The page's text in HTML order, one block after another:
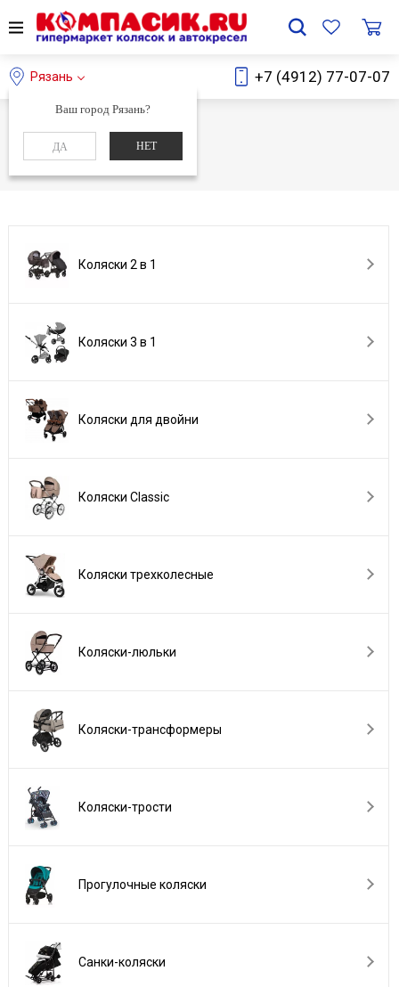
Рязань
Ваш город Рязань?
ДА НЕТ
+7 (4912) 77-07-07
Главная Каталог
Каталог
Коляски 2 в 1
Коляски 3 в 1
Коляски для двойни
Коляски Сlassic
Коляски трехколесные
Коляски-люльки
Коляски-трансформеры
Коляски-трости
Прогулочные коляски
Санки-коляски